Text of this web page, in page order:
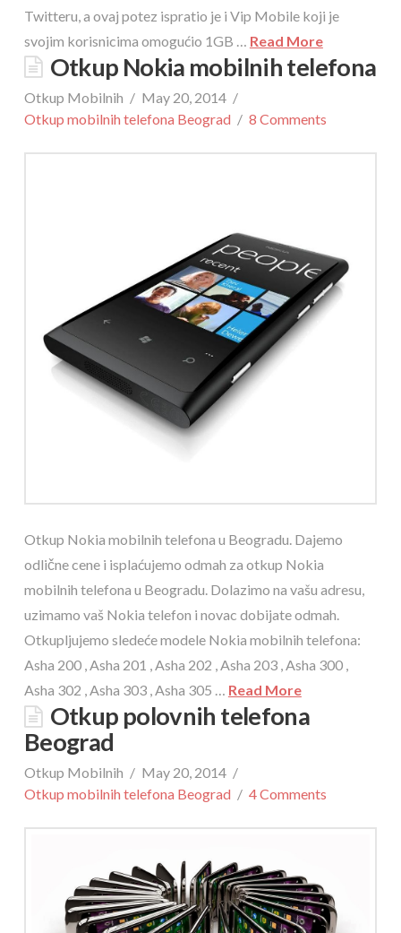
Twitteru, a ovaj potez ispratio je i Vip Mobile koji je
svojim korisnicima omogućio 1GB … Read More
Otkup Nokia mobilnih telefona
Otkup Mobilnih
May 20, 2014
Otkup mobilnih telefona Beograd
8 Comments
Otkup Nokia mobilnih telefona u Beogradu. Dajemo
odlične cene i isplaćujemo odmah za otkup Nokia
mobilnih telefona u Beogradu. Dolazimo na vašu adresu,
uzimamo vaš Nokia telefon i novac dobijate odmah.
Otkupljujemo sledeće modele Nokia mobilnih telefona:
Asha 200 , Asha 201 , Asha 202 , Asha 203 , Asha 300 ,
Asha 302 , Asha 303 , Asha 305 … Read More
Otkup polovnih telefona
Beograd
Otkup Mobilnih
May 20, 2014
Otkup mobilnih telefona Beograd
4 Comments